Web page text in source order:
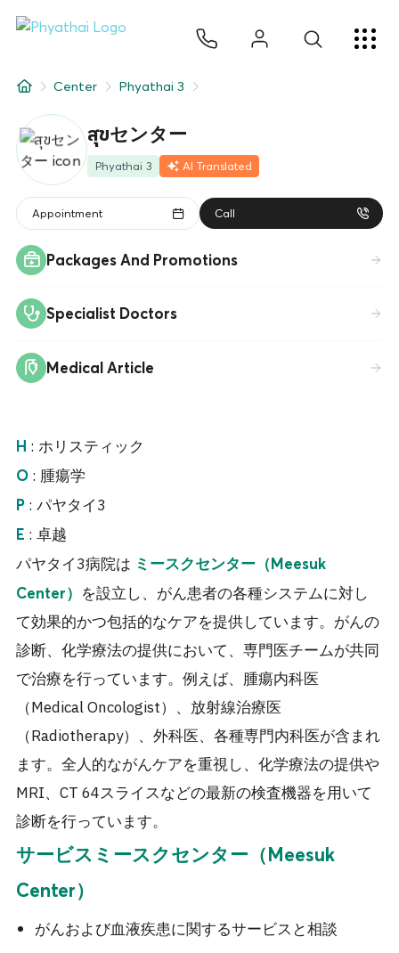
について
Hospital Locations
Center Phyathai 3
สุขセンター
Phyathai 3 AI Translated
Appointment Call
Packages And Promotions
Specialist Doctors
Medical Article
H : ホリスティック
O : 腫瘍学
P : パヤタイ3
E : 卓越
パヤタイ3病院は ミースクセンター（Meesuk
Center） を設立し、がん患者の各種システムに対し
て効果的かつ包括的なケアを提供しています。がんの
診断、化学療法の提供において、専門医チームが共同
で治療を行っています。例えば、腫瘍内科医
（Medical Oncologist）、放射線治療医
（Radiotherapy）、外科医、各種専門内科医が含まれ
ます。全人的ながんケアを重視し、化学療法の提供や
MRI、CT 64スライスなどの最新の検査機器を用いて
診断を行っています。
サービス ミースクセンター（Meesuk
Center）
がんおよび血液疾患に関するサービスと相談